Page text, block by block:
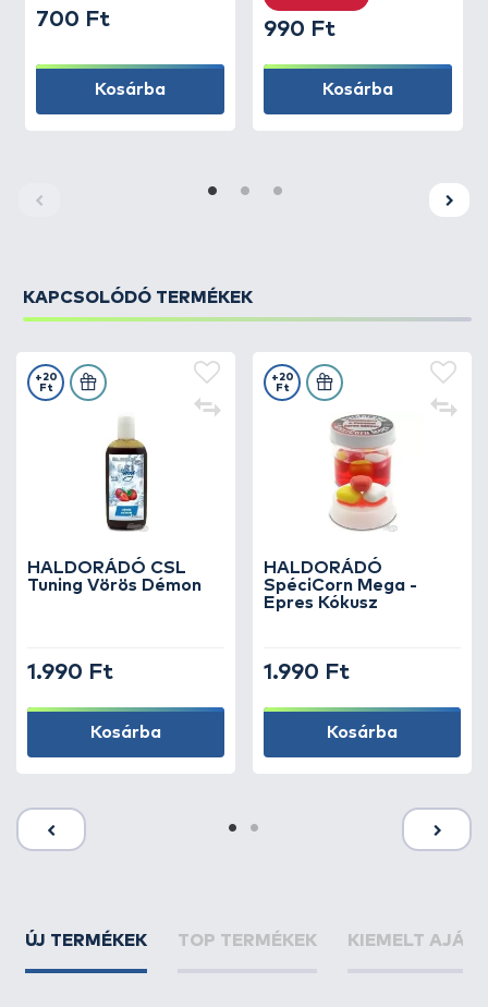
700 Ft
Kosárba
990 Ft
Kosárba
KAPCSOLÓDÓ TERMÉKEK
HALDORÁDÓ CSL
Tuning Vörös Démon
+20
Ft
1.990 Ft
Kosárba
HALDORÁDÓ
SpéciCorn Mega -
Epres Kókusz
+20
Ft
1.990 Ft
Kosárba
ÚJ TERMÉKEK TOP TERMÉKEK KIEMELT